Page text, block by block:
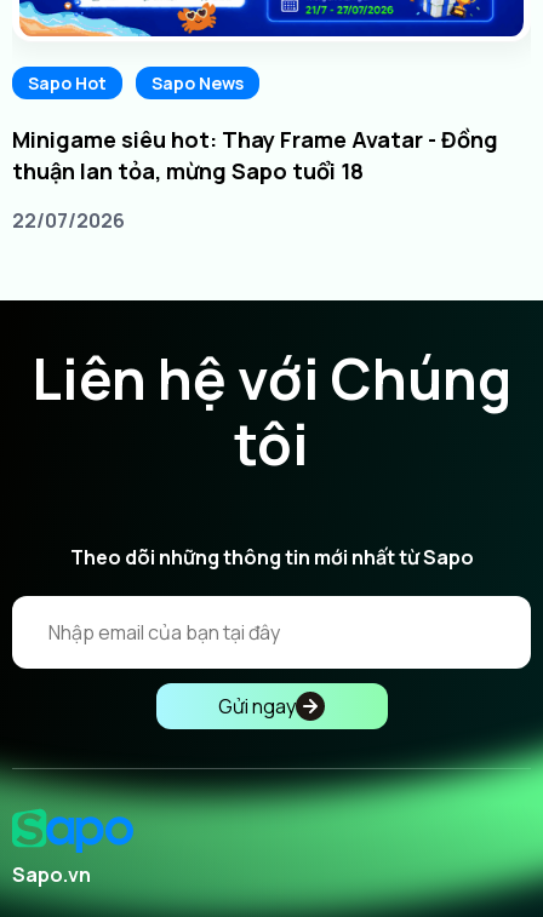
Sapo Hot Sapo News
Minigame siêu hot: Thay Frame Avatar - Đồng
thuận lan tỏa, mừng Sapo tuổi 18
22/07/2026
Liên hệ với Chúng
tôi
Theo dõi những thông tin mới nhất từ Sapo
Gửi ngay
Sapo.vn